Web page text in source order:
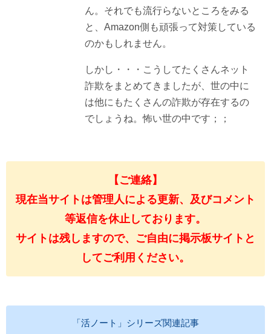
ん。それでも流行らないところをみる
と、Amazon側も頑張って対策している
のかもしれません。
しかし・・・こうしてたくさんネット
詐欺をまとめてきましたが、世の中に
は他にもたくさんの詐欺が存在するの
でしょうね。怖い世の中です；；
【ご連絡】
現在当サイトは管理人による更新、及びコメント
等返信を休止しております。
サイトは残しますので、ご自由に掲示板サイトと
してご利用ください。
「活ノート」シリーズ関連記事